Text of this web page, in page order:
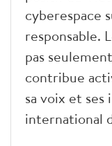
cyberespace
responsable.
pas
contribue
sa voix et ses
international